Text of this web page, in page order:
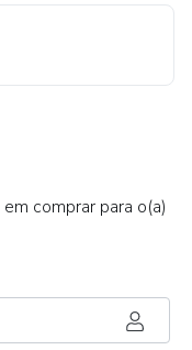
comprar para o(a)